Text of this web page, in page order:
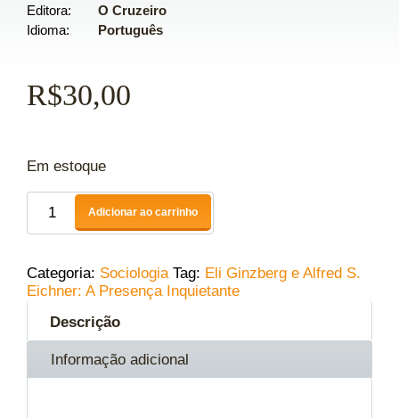
Editora
O Cruzeiro
Idioma
Português
R$30,00
Em estoque
Adicionar ao carrinho
Categoria: Sociologia Tag: Eli Ginzberg e Alfred S.
Eichner: A Presença Inquietante
Descrição
Informação adicional